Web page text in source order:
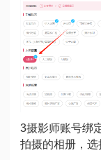
3摄影师账号绑
拍摄的相册，选